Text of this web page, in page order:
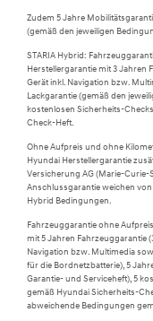
Zudem 5 Jahre
(gemäß den jeweiligen
STARIA Hybrid:
Herstellergarantie mit 3 Jahren
Gerät inkl. Navigation bzw.
Lackgarantie (gemäß den
kostenlosen Sicherheits-
Check-Heft.
Ohne Aufpreis und ohne
Hyundai Herstellergarantie
Versicherung AG (Marie-Curie-
Anschlussgarantie weichen
Hybrid Bedingungen.
Fahrzeuggarantie ohne
mit 5 Jahren Fahrzeuggarantie
Navigation bzw. Multimedia
für die Bordnetzbatterie), 5
Garantie- und Serviceheft), 5
gemäß Hyundai Sicherheits-
abweichende Bedingungen